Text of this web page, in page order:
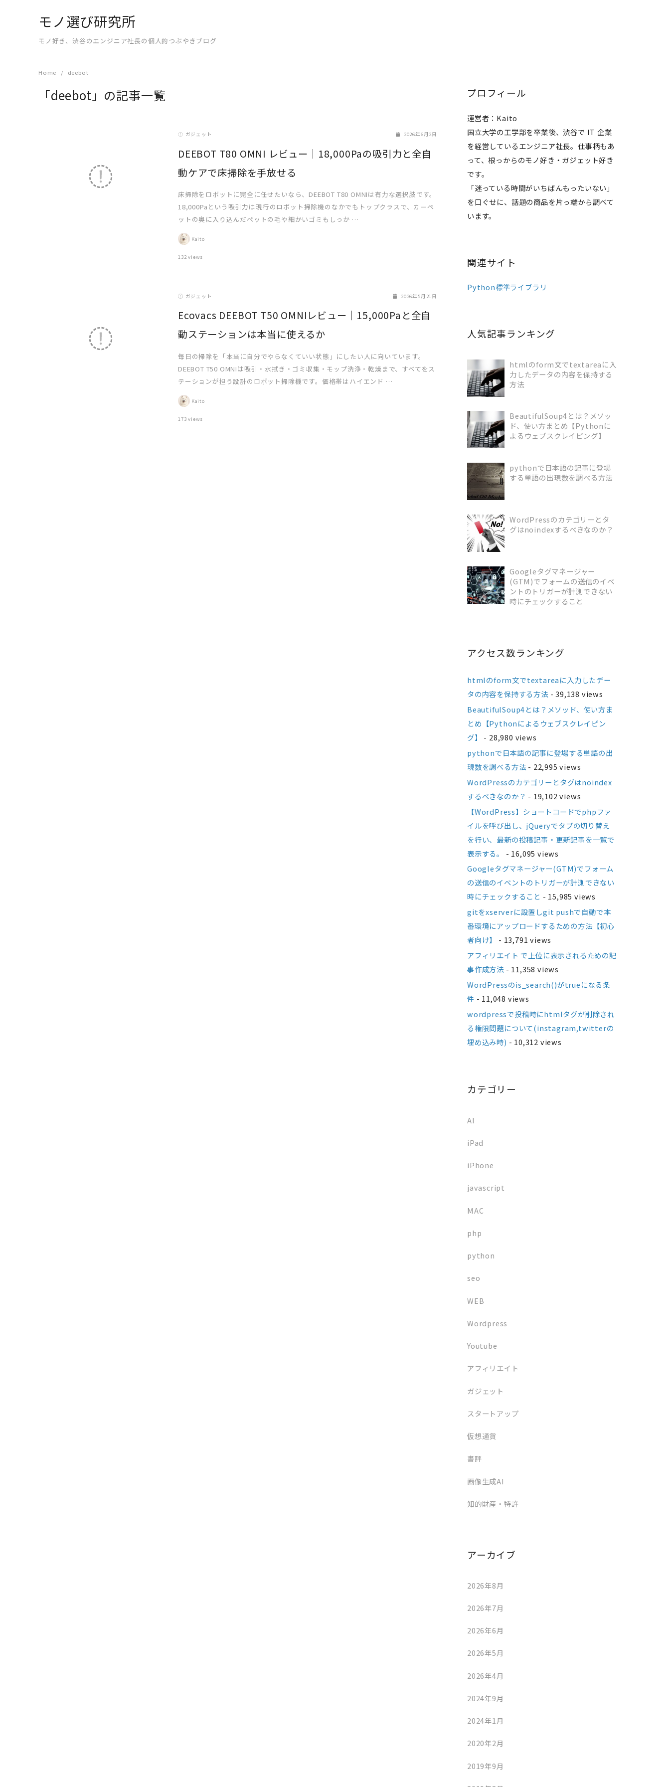
モノ選び研究所
モノ好き、渋谷のエンジニア社長の個人的つぶやきブログ
Home deebot
「deebot」の記事一覧
READ MORE
ガジェット 2026年6月2日
DEEBOT T80 OMNI レビュー｜18,000Paの吸引力と全自
動ケアで床掃除を手放せる
床掃除をロボットに完全に任せたいなら、DEEBOT T80 OMNIは有力な選択肢です。
18,000Paという吸引力は現行のロボット掃除機のなかでもトップクラスで、カーペ
ットの奥に入り込んだペットの毛や細かいゴミもしっか …
Kaito
132 views
READ MORE
ガジェット 2026年5月21日
Ecovacs DEEBOT T50 OMNIレビュー｜15,000Paと全自
動ステーションは本当に使えるか
毎日の掃除を「本当に自分でやらなくていい状態」にしたい人に向いています。
DEEBOT T50 OMNIは吸引・水拭き・ゴミ収集・モップ洗浄・乾燥まで、すべてをス
テーションが担う設計のロボット掃除機です。価格帯はハイエンド …
Kaito
173 views
プロフィール
運営者：Kaito
国立大学の工学部を卒業後、渋谷で IT 企業
を経営しているエンジニア社長。仕事柄もあ
って、根っからのモノ好き・ガジェット好き
です。
「迷っている時間がいちばんもったいない」
を口ぐせに、話題の商品を片っ端から調べて
います。
関連サイト
Python標準ライブラリ
人気記事ランキング
READ MORE
htmlのform文でtextareaに入
力したデータの内容を保持する
方法
READ MORE
BeautifulSoup4とは？メソッ
ド、使い方まとめ【Pythonに
よるウェブスクレイピング】
READ MORE
pythonで日本語の記事に登場
する単語の出現数を調べる方法
READ MORE
WordPressのカテゴリーとタ
グはnoindexするべきなのか？
READ MORE
Googleタグマネージャー
(GTM)でフォームの送信のイベ
ントのトリガーが計測できない
時にチェックすること
アクセス数ランキング
htmlのform文でtextareaに入力したデー
タの内容を保持する方法- 39,138 views
BeautifulSoup4とは？メソッド、使い方ま
とめ【Pythonによるウェブスクレイピン
グ】
- 28,980 views
pythonで日本語の記事に登場する単語の出
現数を調べる方法- 22,995 views
WordPressのカテゴリーとタグはnoindex
するべきなのか？ - 19,102 views
【WordPress】ショートコードでphpファ
イルを呼び出し、jQueryでタブの切り替え
を行い、最新の投稿記事・更新記事を一覧で
表示する。
- 16,095 views
Googleタグマネージャー(GTM)でフォーム
の送信のイベントのトリガーが計測できない
時にチェックすること - 15,985 views
gitをxserverに設置しgit pushで自動で本
番環境にアップロードするための方法【初心
者向け】
- 13,791 views
アフィリエイト で上位に表示されるための記
事作成方法 - 11,358 views
WordPressのis_search()がtrueになる条
件 - 11,048 views
wordpressで投稿時にhtmlタグが削除され
る権限問題について(instagram,twitterの
埋め込み時) - 10,312 views
カテゴリー
AI
iPad
iPhone
javascript
MAC
php
python
seo
WEB
Wordpress
Youtube
アフィリエイト
ガジェット
スタートアップ
仮想通貨
書評
画像生成AI
知的財産・特許
アーカイブ
2026年8月
2026年7月
2026年6月
2026年5月
2026年4月
2024年9月
2024年1月
2020年2月
2019年9月